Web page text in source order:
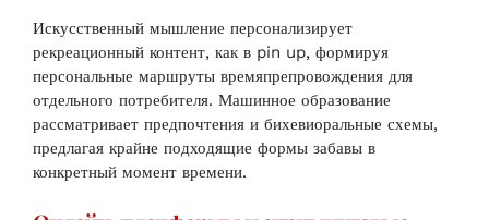
Искусственный мышление персонализирует
рекреационный контент, как в pin up, формируя
персональные маршруты времяпрепровождения для
отдельного потребителя. Машинное образование
рассматривает предпочтения и бихевиоральные схемы,
предлагая крайне подходящие формы забавы в
конкретный момент времени.